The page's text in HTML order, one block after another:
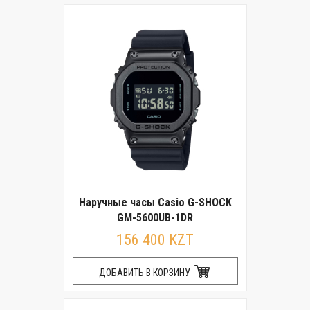
Наручные часы Casio G-SHOCK
GM-5600UB-1DR
156 400 KZT
ДОБАВИТЬ В КОРЗИНУ